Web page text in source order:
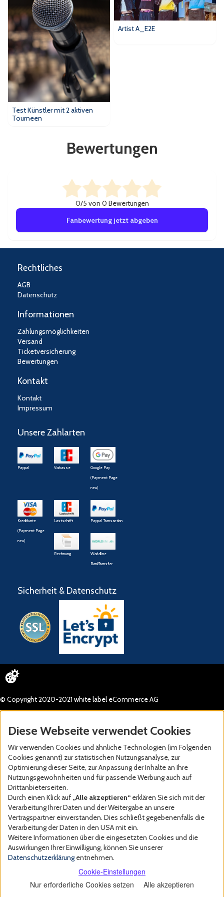
Test Künstler mit 2 aktiven
Tourneen
Artist A_E2E
Bewertungen
0/5 von 0 Bewertungen
Fanbewertung jetzt abgeben
Rechtliches
AGB
Datenschutz
Informationen
Zahlungsmöglichkeiten
Versand
Ticketversicherung
Bewertungen
Kontakt
Kontakt
Impressum
Unsere Zahlarten
Paypal Vorkasse
Google Pay
(Payment Page
neu)
Kreditkarte
(Payment Page
neu)
Lastschrift Paypal Transaction
Rechnung
Worldline
BankTransfer
Sicherheit & Datenschutz
© Copyright 2020-2021 white label eCommerce AG
Diese Webseite verwendet Cookies
Wir verwenden Cookies und ähnliche Technologien (im Folgenden
Cookies genannt) zur statistischen Nutzungsanalyse, zur
Optimierung dieser Seite, zur Anpassung der Inhalte an Ihre
Nutzungsgewohnheiten und für passende Werbung auch auf
Drittanbieterseiten.
Durch einen Klick auf „Alle akzeptieren“ erklären Sie sich mit der
Verarbeitung Ihrer Daten und der Weitergabe an unsere
Vertragspartner einverstanden. Dies schließt gegebenenfalls die
Verarbeitung der Daten in den USA mit ein.
Weitere Informationen über die eingesetzten Cookies und die
Auswirkungen Ihrer Einwilligung, können Sie unserer
Datenschutzerklärungentnehmen.
Cookie-Einstellungen
Nur erforderliche Cookies setzen
Alle akzeptieren